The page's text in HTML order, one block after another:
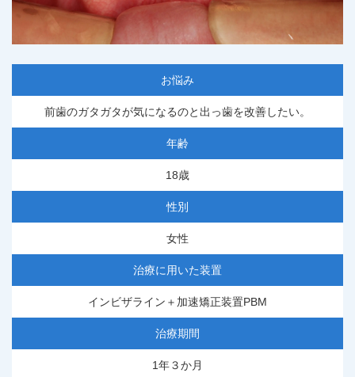
お悩み
前歯のガタガタが気になるのと出っ歯を改善したい。
年齢
18歳
性別
女性
治療に用いた装置
インビザライン＋加速矯正装置PBM
治療期間
1年３か月